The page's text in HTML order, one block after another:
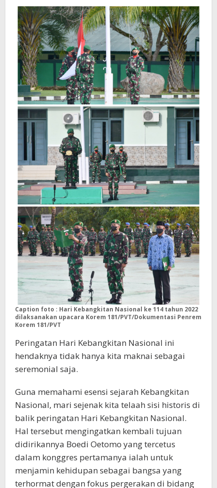
Caption foto : Hari Kebangkitan Nasional ke 114 tahun 2022
dilaksanakan upacara Korem 181/PVT/Dokumentasi Penrem
Korem 181/PVT
Peringatan Hari Kebangkitan Nasional ini
hendaknya tidak hanya kita maknai sebagai
seremonial saja.
Guna memahami esensi sejarah Kebangkitan
Nasional, mari sejenak kita telaah sisi historis di
balik peringatan Hari Kebangkitan Nasional.
Hal tersebut mengingatkan kembali tujuan
didirikannya Boedi Oetomo yang tercetus
dalam konggres pertamanya ialah untuk
menjamin kehidupan sebagai bangsa yang
terhormat dengan fokus pergerakan di bidang